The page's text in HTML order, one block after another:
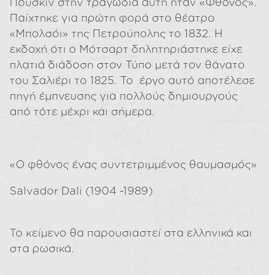
Παίχτηκε για πρώτη φορά στο θέατρο
«Μπολσόι» της Πετρούπολης το 1832. Η
εκδοχή ότι ο Μότσαρτ δηλητηριάστηκε είχε
πλατιά διάδοση στον Τύπο μετά τον θάνατο
του Σαλιέρι το 1825. Το έργο αυτό αποτέλεσε
πηγή έμπνευσης για πολλούς δημιουργούς
από τότε μέχρι και σήμερα.
«Ο φθόνος ένας συντετριμμένος θαυμασμός»
Salvador Dali (1904 -1989)
Το κείμενο θα παρουσιαστεί στα ελληνικά και
στα ρωσικά.